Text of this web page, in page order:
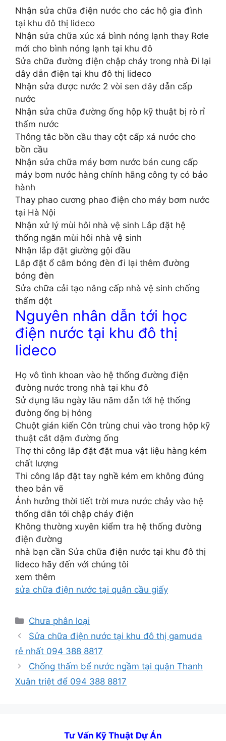
Nhận sửa chữa điện nước cho các hộ gia đình
tại khu đô thị lideco
Nhận sửa chữa xúc xả bình nóng lạnh thay Rơle
mới cho bình nóng lạnh tại khu đô
Sửa chữa đường điện chập cháy trong nhà Đi lại
dây dẫn điện tại khu đô thị lideco
Nhận sửa được nước 2 vòi sen dây dẫn cấp
nước
Nhận sửa chữa đường ống hộp kỹ thuật bị rò rỉ
thấm nước
Thông tắc bồn cầu thay cột cấp xả nước cho
bồn cầu
Nhận sửa chữa máy bơm nước bán cung cấp
máy bơm nước hàng chính hãng công ty có bảo
hành
Thay phao cương phao điện cho máy bơm nước
tại Hà Nội
Nhận xử lý mùi hôi nhà vệ sinh Lắp đặt hệ
thống ngăn mùi hôi nhà vệ sinh
Nhận lắp đặt giường gội đầu
Lắp đặt ổ cắm bóng đèn đi lại thêm đường
bóng đèn
Sửa chữa cải tạo nâng cấp nhà vệ sinh chống
thấm dột
Nguyên nhân dẫn tới học
điện nước tại khu đô thị
lideco
Họ vô tình khoan vào hệ thống đường điện
đường nước trong nhà tại khu đô
Sử dụng lâu ngày lâu năm dẫn tới hệ thống
đường ống bị hỏng
Chuột gián kiến Côn trùng chui vào trong hộp kỹ
thuật cắt dặm đường ống
Thợ thi công lắp đặt đặt mua vật liệu hàng kém
chất lượng
Thi công lắp đặt tay nghề kém em không đúng
theo bản vẽ
Ảnh hưởng thời tiết trời mưa nước chảy vào hệ
thống dẫn tới chập cháy điện
Không thường xuyên kiểm tra hệ thống đường
điện đường
nhà bạn cần Sửa chữa điện nước tại khu đô thị
lideco hãy đến với chúng tôi
xem thêm
sửa chữa điện nước tại quận cầu giấy
Danh
mục
Chưa phân loại
Sửa chữa điện nước tại khu đô thị gamuda
rẻ nhất 094 388 8817
Chống thấm bể nước ngầm tại quận Thanh
Xuân triệt để 094 388 8817
Tư Vấn Kỹ Thuật Dự Án